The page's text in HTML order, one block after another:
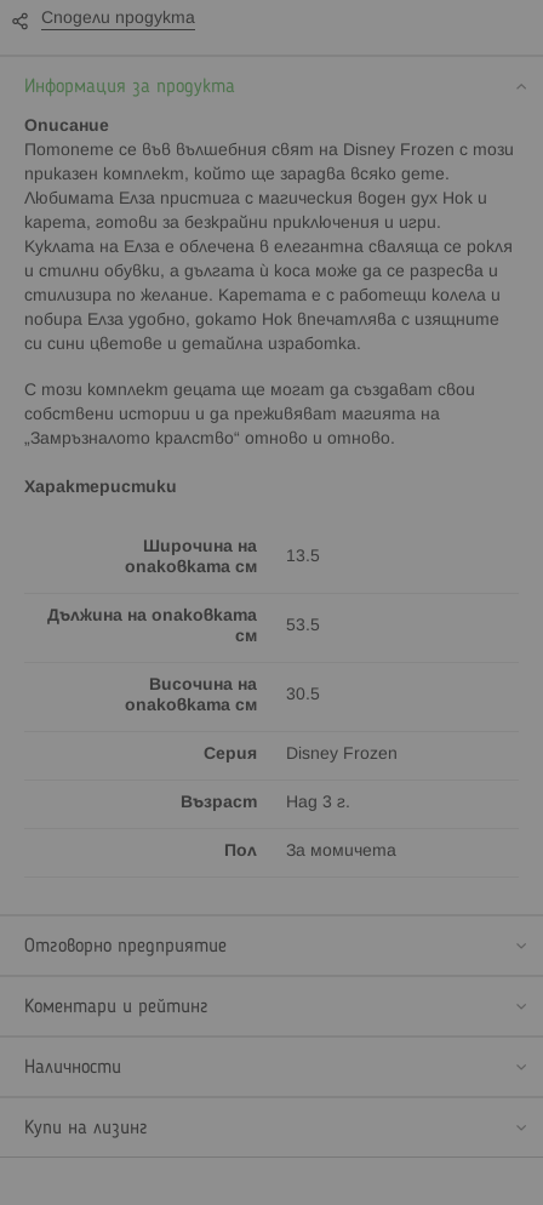
Сподели продукта
Информация за продукта
Описание
Потопете се във вълшебния свят на Disney Frozen с този
приказен комплект, който ще зарадва всяко дете.
Любимата Елза пристига с магическия воден дух Нок и
карета, готови за безкрайни приключения и игри.
Куклата на Елза е облечена в елегантна сваляща се рокля
и стилни обувки, а дългата ѝ коса може да се разресва и
стилизира по желание. Каретата е с работещи колела и
побира Елза удобно, докато Нок впечатлява с изящните
си сини цветове и детайлна изработка.
С този комплект децата ще могат да създават свои
собствени истории и да преживяват магията на
„Замръзналото кралство“ отново и отново.
Характеристики
Широчина на
опаковката см
13.5
Дължина на опаковката
см
53.5
Височина на
опаковката см
30.5
Серия Disney Frozen
Възраст Над 3 г.
Пол За момичета
Отговорно предприятие
Коментари и рейтинг
Наличности
Купи на лизинг